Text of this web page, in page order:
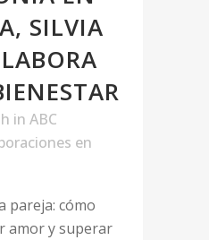
SILVIA
in ABC
en
pareja: cómo
amor y superar